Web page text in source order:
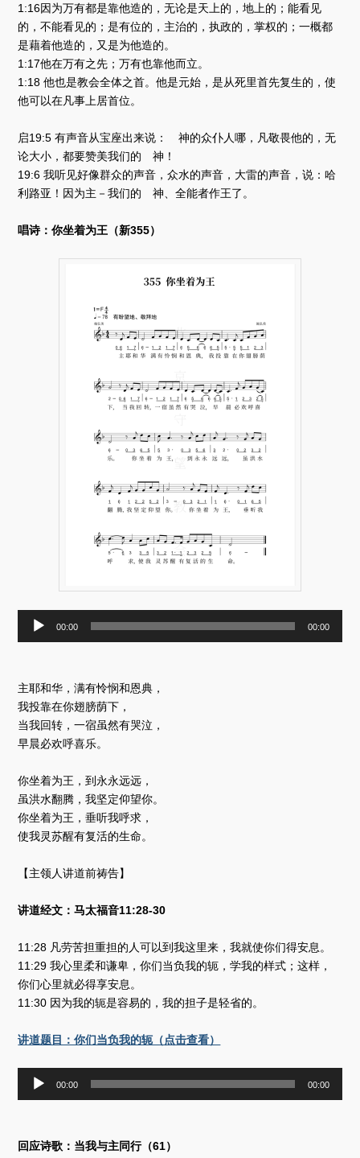
1:16因为万有都是靠他造的，无论是天上的，地上的；能看见
的，不能看见的；是有位的，主治的，执政的，掌权的；一概都
是藉着他造的，又是为他造的。
1:17他在万有之先；万有也靠他而立。
1:18 他也是教会全体之首。他是元始，是从死里首先复生的，使
他可以在凡事上居首位。
启19:5 有声音从宝座出来说： 神的众仆人哪，凡敬畏他的，无
论大小，都要赞美我们的 神！
19:6 我听见好像群众的声音，众水的声音，大雷的声音，说：哈
利路亚！因为主－我们的 神、全能者作王了。
唱诗：你坐着为王（新355）
器
00:00 00:00
主耶和华，满有怜悯和恩典，
我投靠在你翅膀荫下，
当我回转，一宿虽然有哭泣，
早晨必欢呼喜乐。
你坐着为王，到永永远远，
虽洪水翻腾，我坚定仰望你。
你坐着为王，垂听我呼求，
使我灵苏醒有复活的生命。
【主领人讲道前祷告】
讲道经文：马太福音11:28-30
11:28 凡劳苦担重担的人可以到我这里来，我就使你们得安息。
11:29 我心里柔和谦卑，你们当负我的轭，学我的样式；这样，
你们心里就必得享安息。
11:30 因为我的轭是容易的，我的担子是轻省的。
讲道题目：你们当负我的轭（点击查看）
器
00:00 00:00
回应诗歌：当我与主同行（61）